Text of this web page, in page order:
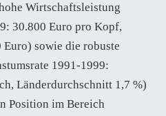
Wirtschaftsleistung
30.800 Euro pro Kopf,
sowie die robuste
1991-1999:
Länderdurchschnitt 1,7 %)
Position im Bereich